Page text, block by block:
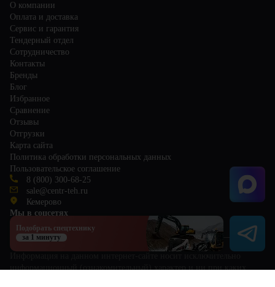
О компании
Оплата и доставка
Сервис и гарантия
Тендерный отдел
Сотрудничество
Контакты
Бренды
Блог
Избранное
Сравнение
Отзывы
Отгрузки
Карта сайта
Политика обработки персональных данных
Пользовательское соглашение
8 (800) 300-68-25
sale@centr-teh.ru
Кемерово
Мы в соцсетях
информационный (ознакомительный) характер и ни при каких
Подобрать спецтехнику
за 1 минуту